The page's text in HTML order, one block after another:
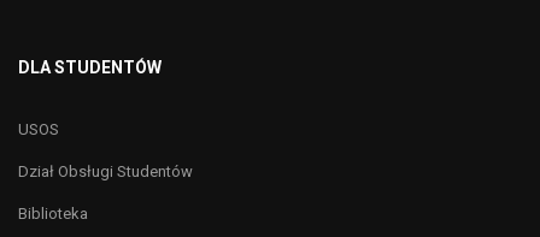
DLA STUDENTÓW
USOS
Dział Obsługi Studentów
Biblioteka